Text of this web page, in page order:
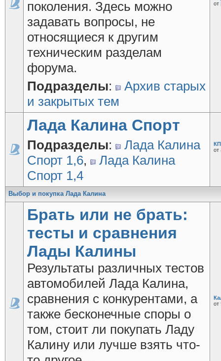
поколения. Здесь можно
задавать вопросы, не
относящиеся к другим
техническим разделам
форума.
Подразделы:
Архив старых
и закрытых тем
от
Лада Калина Спорт
Подразделы:
Лада Калина
Спорт 1,6,
Лада Калина
Спорт 1,4
от
Выбор и покупка Лада Калина
Брать или не брать:
тесты и сравнения
Лады Калины
Результаты различных тестов
автомобилей Лада Калина,
сравнения с конкурентами, а
также бесконечные споры о
том, стоит ли покупать Ладу
Калину или лучше взять что-
от